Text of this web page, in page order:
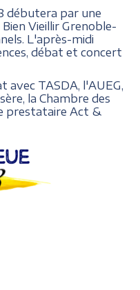
débutera par une
Vieillir Grenoble-
L'après-midi
débat et concert
TASDA, l'AUEG,
la Chambre des
prestataire Act &